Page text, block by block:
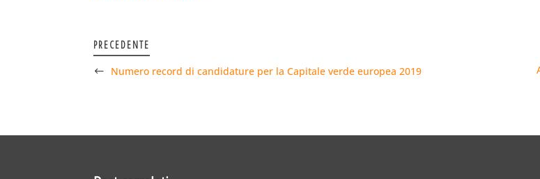
PRECEDENTE
Numero record di candidature per la Capitale verde europea 2019